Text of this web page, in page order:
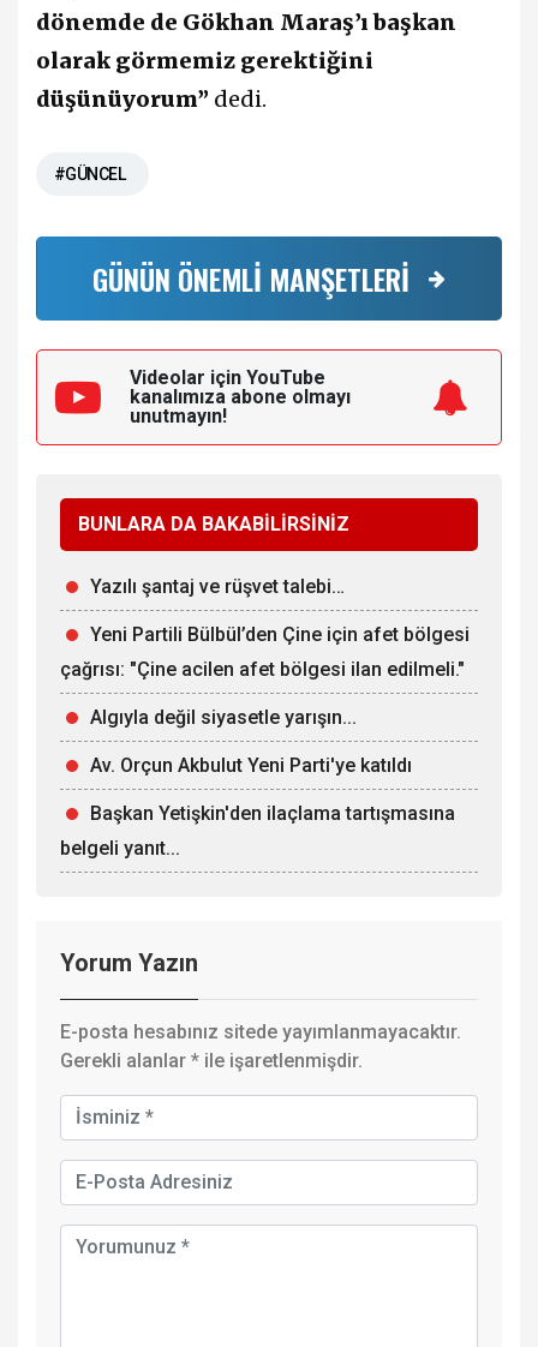
dönemde de Gökhan Maraş’ı başkan
olarak görmemiz gerektiğini
düşünüyorum” dedi.
#GÜNCEL
GÜNÜN ÖNEMLİ MANŞETLERİ
Videolar için YouTube
kanalımıza abone olmayı
unutmayın!
BUNLARA DA BAKABİLİRSİNİZ
Yazılı şantaj ve rüşvet talebi…
Yeni Partili Bülbül’den Çine için afet bölgesi
çağrısı: "Çine acilen afet bölgesi ilan edilmeli."
Algıyla değil siyasetle yarışın...
Av. Orçun Akbulut Yeni Parti'ye katıldı
Başkan Yetişkin'den ilaçlama tartışmasına
belgeli yanıt...
Yorum Yazın
E-posta hesabınız sitede yayımlanmayacaktır.
Gerekli alanlar * ile işaretlenmişdir.